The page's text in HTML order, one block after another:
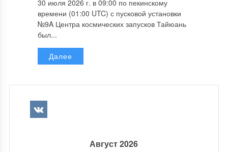
30 июля 2026 г. в 09:00 по пекинскому
времени (01:00 UTC) с пусковой установки
№9A Центра космических запусков Тайюань
был...
Далее
Август 2026